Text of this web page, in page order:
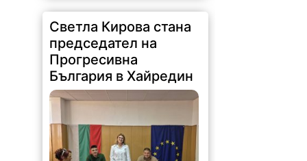
Светла Кирова стана
председател на
Прогресивна
България в Хайредин